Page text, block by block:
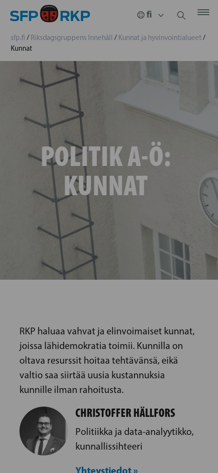
sfp.fi / Riksdagsgruppens Innehåll / Kunnat ja hyvinvointialueet/
Kunnat
POLITIK A-Ö:
KUNNAT
RKP haluaa vahvat ja elinvoimaiset kunnat,
joissa lähidemokratia toimii. Kunnilla on
oltava resurssit hoitaa tehtävänsä, eikä
valtio saa siirtää uusia kustannuksia
kunnille ilman rahoitusta.
CHRISTOFFER HÄLLFORS
Politiikka ja data-analyytikko,
kunnallissihteeri
Yhteystiedot »